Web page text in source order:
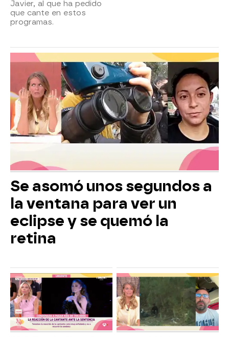
Javier, al que ha pedido
que cante en estos
programas.
Se asomó unos segundos a
la ventana para ver un
eclipse y se quemó la
retina